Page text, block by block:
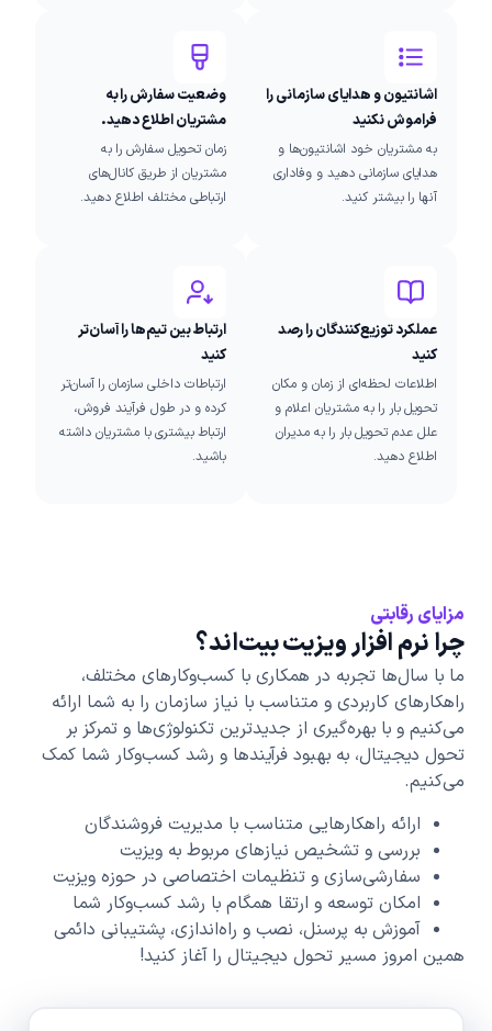
اشانتیون و هدایای سازمانی را
فراموش نکنید
به مشتریان خود اشانتیون‌ها و
هدایای سازمانی دهید و وفاداری
آنها را بیشتر کنید.
وضعیت سفارش را به
مشتریان اطلاع دهید.
زمان تحویل سفارش را به
مشتریان از طریق کانال‌های
ارتباطی مختلف اطلاع دهید.
عملکرد توزیع‌کنندگان را رصد
کنید
اطلاعات لحظه‌ای از زمان و مکان
تحویل بار را به مشتریان اعلام و
علل عدم تحویل بار را به مدیران
اطلاع دهید.
ارتباط بین تیم‌ها را آسان‌تر
کنید
ارتباطات داخلی سازمان را آسان‌تر
کرده و در طول فرآیند فروش،
ارتباط بیشتری با مشتریان داشته
باشید.
مزایای رقابتی
چرا نرم افزار ویزیت بیت‌اند؟
ما با سال‌ها تجربه در همکاری با کسب‌وکارهای مختلف،
راهکارهای کاربردی و متناسب با نیاز سازمان‌ را به شما ارائه
می‌کنیم و با بهره‌گیری از جدیدترین تکنولوژی‌ها و تمرکز بر
تحول دیجیتال، به بهبود فرآیندها و رشد کسب‌وکار شما کمک
می‌کنیم.
ارائه راهکارهایی متناسب با مدیریت فروشندگان
بررسی و تشخیص نیازهای مربوط به ویزیت
سفارشی‌سازی و تنظیمات اختصاصی در حوزه ویزیت
امکان توسعه و ارتقا همگام با رشد کسب‌وکار شما
آموزش به پرسنل، نصب و راه‌اندازی، پشتیبانی دائمی
همین امروز مسیر تحول دیجیتال را آغاز کنید!